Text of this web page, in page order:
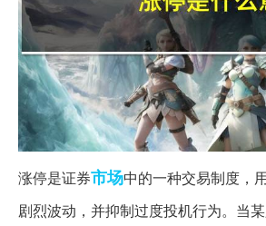
涨停是证券市场中的一种交易制度，
剧烈波动，并抑制过度投机行为。当